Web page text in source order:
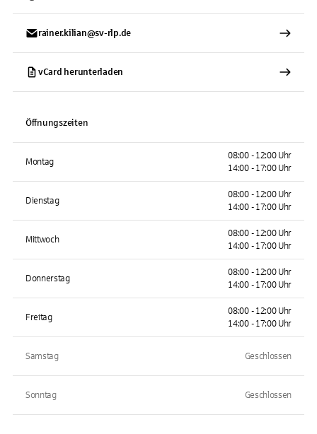
rainer.kilian@sv-rlp.de
vCard herunterladen
Öffnungszeiten
Montag
08:00 - 12:00 Uhr
14:00 - 17:00 Uhr
Dienstag
08:00 - 12:00 Uhr
14:00 - 17:00 Uhr
Mittwoch
08:00 - 12:00 Uhr
14:00 - 17:00 Uhr
Donnerstag
08:00 - 12:00 Uhr
14:00 - 17:00 Uhr
Freitag
08:00 - 12:00 Uhr
14:00 - 17:00 Uhr
Samstag Geschlossen
Sonntag Geschlossen